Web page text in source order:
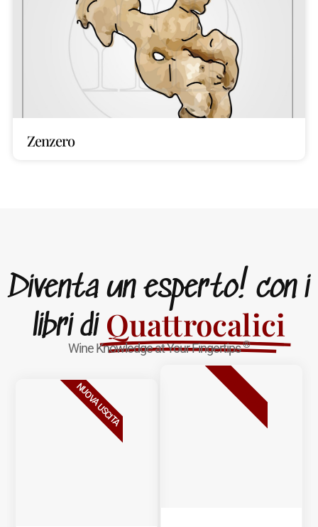
Zenzero
Diventa un esperto! con i
libri di Quattrocalici
Wine Knowledge at Your Fingertips®
NUOVA USCITA BESTSELLER